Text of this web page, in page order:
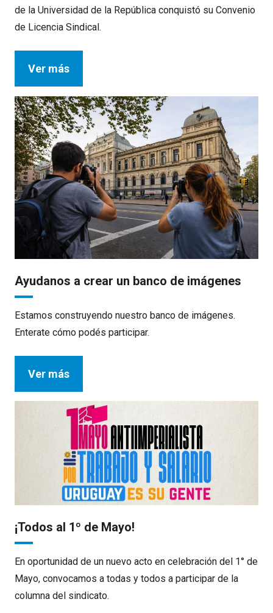
de la Universidad de la República conquistó su Convenio
de Licencia Sindical.
Ver más
Ayudanos a crear un banco de imágenes
Estamos construyendo nuestro banco de imágenes.
Enterate cómo podés participar.
Ver más
¡Todos al 1º de Mayo!
En oportunidad de un nuevo acto en celebración del 1° de
Mayo, convocamos a todas y todos a participar de la
columna del sindicato.